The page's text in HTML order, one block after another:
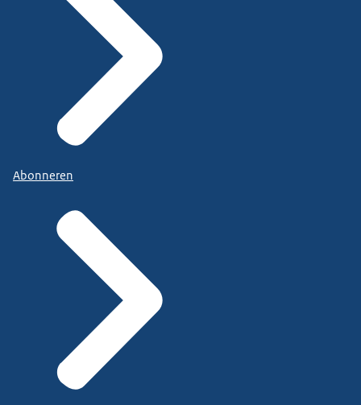
Abonneren